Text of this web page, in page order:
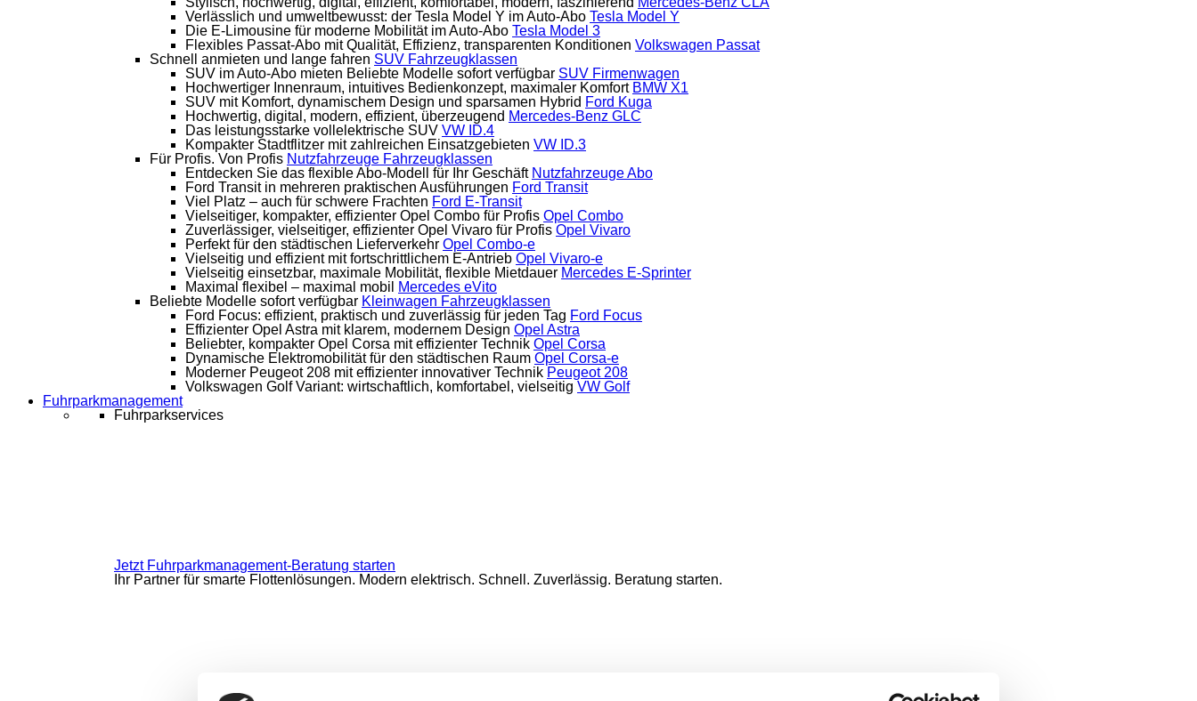
Verlässlich und umweltbewusst: der Tesla Model Y im Auto-Abo Tesla Model Y
Die E-Limousine für moderne Mobilität im Auto-Abo Tesla Model 3
Flexibles Passat-Abo mit Qualität, Effizienz, transparenten Konditionen Volkswagen Passat
Schnell anmieten und lange fahren SUV Fahrzeugklassen
SUV im Auto-Abo mieten Beliebte Modelle sofort verfügbar SUV Firmenwagen
Hochwertiger Innenraum, intuitives Bedienkonzept, maximaler Komfort BMW X1
SUV mit Komfort, dynamischem Design und sparsamen Hybrid Ford Kuga
Hochwertig, digital, modern, effizient, überzeugend Mercedes-Benz GLC
Das leistungsstarke vollelektrische SUV VW ID.4
Kompakter Stadtflitzer mit zahlreichen Einsatzgebieten VW ID.3
Für Profis. Von Profis Nutzfahrzeuge Fahrzeugklassen
Entdecken Sie das flexible Abo-Modell für Ihr Geschäft Nutzfahrzeuge Abo
Ford Transit in mehreren praktischen Ausführungen Ford Transit
Viel Platz – auch für schwere Frachten Ford E-Transit
Vielseitiger, kompakter, effizienter Opel Combo für Profis Opel Combo
Zuverlässiger, vielseitiger, effizienter Opel Vivaro für Profis Opel Vivaro
Perfekt für den städtischen Lieferverkehr Opel Combo-e
Vielseitig und effizient mit fortschrittlichem E-Antrieb Opel Vivaro-e
Vielseitig einsetzbar, maximale Mobilität, flexible Mietdauer Mercedes E-Sprinter
Maximal flexibel – maximal mobil
Mercedes eVito
Beliebte Modelle sofort verfügbar Kleinwagen Fahrzeugklassen
Ford Focus: effizient, praktisch und zuverlässig für jeden Tag Ford Focus
Effizienter Opel Astra mit klarem, modernem Design Opel Astra
Beliebter, kompakter Opel Corsa mit effizienter Technik Opel Corsa
Dynamische Elektromobilität für den städtischen Raum Opel Corsa-e
Moderner Peugeot 208 mit effizienter innovativer Technik Peugeot 208
Volkswagen Golf Variant: wirtschaftlich, komfortabel, vielseitig VW Golf
Fuhrparkmanagement
Fuhrparkservices
Jetzt Fuhrparkmanagement-Beratung starten
Ihr Partner für smarte Flottenlösungen. Modern elektrisch. Schnell. Zuverlässig. Beratung starten.